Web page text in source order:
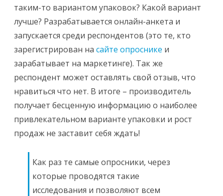
таким-то вариантом упаковок? Какой вариант
лучше? Разрабатывается онлайн-анкета и
запускается среди респондентов (это те, кто
зарегистрирован на сайте опроснике и
зарабатывает на маркетинге). Так же
респондент может оставлять свой отзыв, что
нравиться что нет. В итоге – производитель
получает бесценную информацию о наиболее
привлекательном варианте упаковки и рост
продаж не заставит себя ждать!
Как раз те самые опросники, через
которые проводятся такие
исследования и позволяют всем